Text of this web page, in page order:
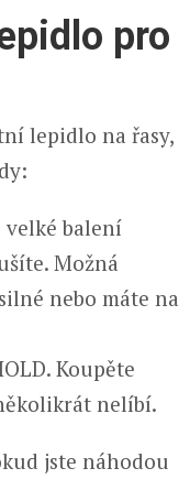
pro
lepidlo na řasy,
balení
Možná
nebo máte na
Koupěte
nelíbí.
jste náhodou